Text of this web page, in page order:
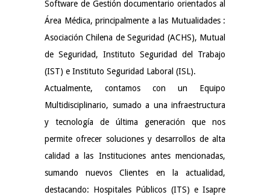
Software de Gestión documentario orientados al
Área Médica, principalmente a las Mutualidades :
Asociación Chilena de Seguridad (ACHS), Mutual
de Seguridad, Instituto Seguridad del Trabajo
(IST) e Instituto Seguridad Laboral (ISL).
Actualmente, contamos con un Equipo
Multidisciplinario, sumado a una infraestructura
y tecnología de última generación que nos
permite ofrecer soluciones y desarrollos de alta
calidad a las Instituciones antes mencionadas,
sumando nuevos Clientes en la actualidad,
destacando: Hospitales Públicos (ITS) e Isapre